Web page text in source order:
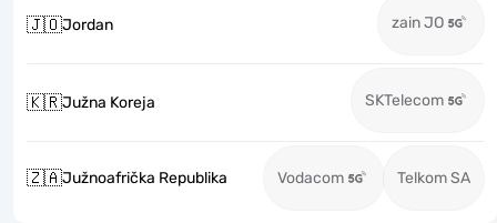
🇯🇴Jordan zain JO
🇰🇷Južna Koreja SKTelecom
🇿🇦Južnoafrička Republika Vodacom Telkom SA